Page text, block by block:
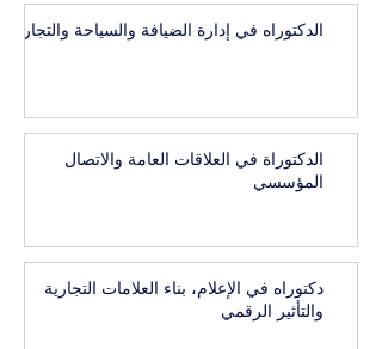
الدكتوراه في إدارة الضيافة والسياحة والتجارب
الدكتوراة في العلاقات العامة والاتصال
المؤسسي
دكتوراه في الإعلام، بناء العلامات التجارية
والتأثير الرقمي